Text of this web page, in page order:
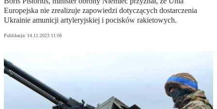
Europejska nie zrealizuje zapowiedzi dotyczących dostarczenia
Ukrainie amunicji artyleryjskiej i pocisków rakietowych.
Publikacja: 14.11.2023 11:06